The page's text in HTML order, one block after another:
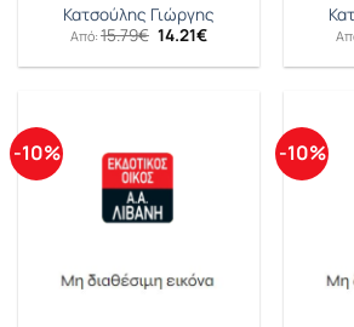
Κατσούλης Γιώργης
Από: 15.79€ Original
was:
14.21€Η
τιμή
-10% -10%